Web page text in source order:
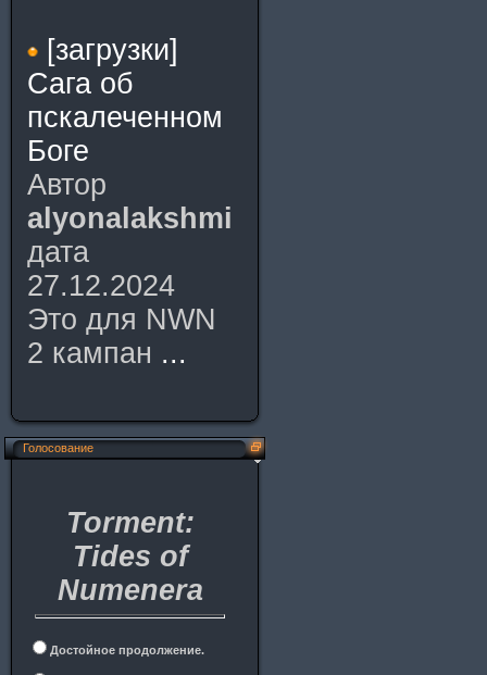
[загрузки]
Сага об
пскалеченном
Боге
Автор
alyonalakshmi
дата
27.12.2024
Это для NWN
2 кампан ...
Голосование
Torment:
Tides of
Numenera
Достойное продолжение.